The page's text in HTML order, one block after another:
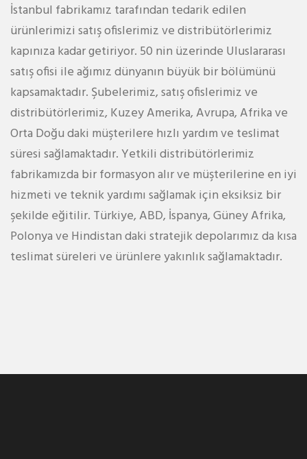
İstanbul fabrikamız tarafından tedarik edilen
ürünlerimizi satış ofislerimiz ve distribütörlerimiz
kapınıza kadar getiriyor. 50 nin üzerinde Uluslararası
satış ofisi ile ağımız dünyanın büyük bir bölümünü
kapsamaktadır. Şubelerimiz, satış ofislerimiz ve
distribütörlerimiz, Kuzey Amerika, Avrupa, Afrika ve
Orta Doğu daki müşterilere hızlı yardım ve teslimat
süresi sağlamaktadır. Yetkili distribütörlerimiz
fabrikamızda bir formasyon alır ve müşterilerine en iyi
hizmeti ve teknik yardımı sağlamak için eksiksiz bir
şekilde eğitilir. Türkiye, ABD, İspanya, Güney Afrika,
Polonya ve Hindistan daki stratejik depolarımız da kısa
teslimat süreleri ve ürünlere yakınlık sağlamaktadır.